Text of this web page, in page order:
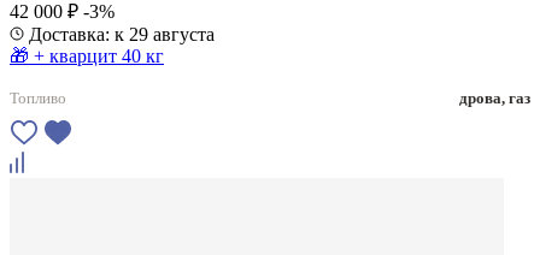
42 000 ₽ -3%
Доставка: к 29 августа
🎁 + кварцит 40 кг
Топливо дрова, газ